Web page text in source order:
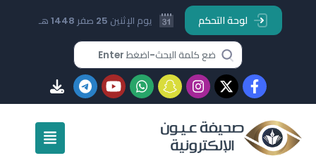
لوحة التحكم يوم الإثنين 25 صفر 1448 هـ